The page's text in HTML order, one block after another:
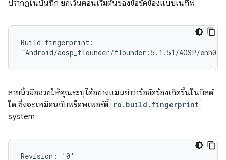
ปรากฏในบันทึก ยกเว้นตอนเริ่มต้นของข้อขัดข้องแบบเนทีฟ
Build fingerprint:
ลายนิ้วมือช่วยให้คุณระบุได้อย่างแม่นยำว่าข้อขัดข้องเกิดขึ้นในบิลด์
ใด ซึ่งจะเหมือนกับพร็อพเพอร์ตี้ ro.build.fingerprint
system